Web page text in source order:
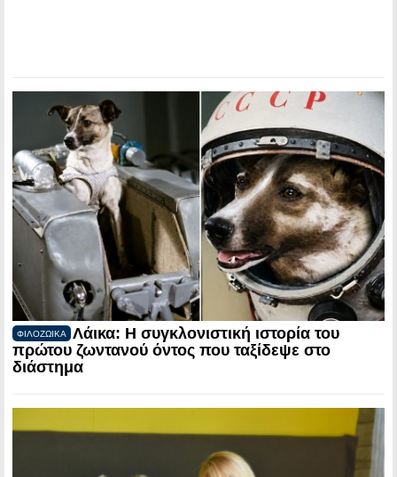
ΦΙΛΟΖΩΙΚΑ
Λάικα: Η συγκλονιστική ιστορία του
πρώτου ζωντανού όντος που ταξίδεψε στο
διάστημα